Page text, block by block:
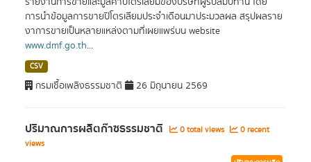
การนำข้อมูลการขายปิโตรเลียมประจำเดือนมาประมวลผล สรุปผลราย
งาการขายเป็นหลายแหล่งตามที่เผยแพร่บน website
www.dmf.go.th...
CSV
กรมเชื้อเพลิงธรรมชาติ 26 มิถุนายน 2569
ปริมาณการผลิตก๊าซธรรมชาติ 0 total views
0 recent
views